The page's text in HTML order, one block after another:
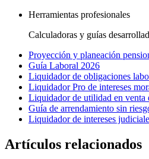
Herramientas profesionales
Calculadoras y guías
Proyección y planeación
Guía Laboral 2026
Liquidador de obligaciones
Liquidador Pro de intereses
Liquidador de utilidad en venta
Guía de arrendamiento sin
Liquidador de intereses
Artículos relacionados